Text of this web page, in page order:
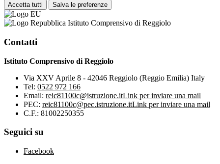
Accetta tutti Salva le preferenze
Istituto Comprensivo di Reggiolo
Contatti
Istituto Comprensivo di Reggiolo
Via XXV Aprile 8 - 42046 Reggiolo (Reggio Emilia) Italy
Tel: 0522 972 166
Email: reic81100c@istruzione.itLink per inviare una mail
PEC: reic81100c@pec.istruzione.itLink per inviare una mail
C.F.: 81002250355
Seguici su
Facebook